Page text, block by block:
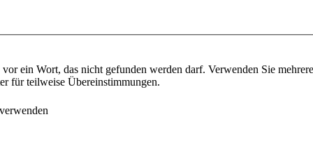
vor ein Wort, das nicht gefunden werden darf. Verwenden Sie
für teilweise Übereinstimmungen.